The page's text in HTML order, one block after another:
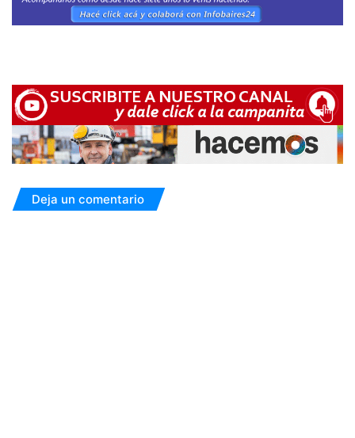
Deja un comentario